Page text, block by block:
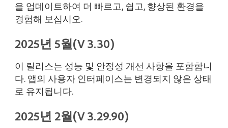
을 업데이트하여 더 빠르고, 쉽고, 향상된 환경을
경험해 보십시오.
2025년 5월(V 3.30)
이 릴리스는 성능 및 안정성 개선 사항을 포함합니
다. 앱의 사용자 인터페이스는 변경되지 않은 상태
로 유지됩니다.
2025년 2월(V 3.29.90)